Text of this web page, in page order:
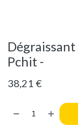
Pchit -
38,21 €